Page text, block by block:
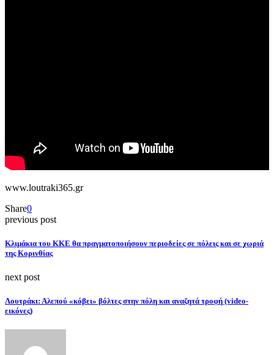
www.loutraki365.gr
Share0
previous post
Κλιμάκια του ΚΚΕ θα πραγματοποιήσουν περιοδείες σε πόλεις και σε χωριά
της Κορινθίας
next post
Λουτράκι: Αλεπού «κόβει» βόλτες στην πόλη και αναζητά τροφή (video-
εικόνες)